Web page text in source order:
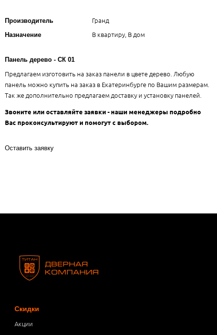
Производитель Гранд
Назначение В квартиру, В дом
Панель дерево - СК 01
Предлагаем изготовить на заказ панели в цвете дерево. Любую
панель можно купить на заказ в Екатеринбурге по Вашим размерам.
Так же дополнительно предлагаем доставку и установку панелей.
Звоните или оставляйте заявки - наши менеджеры подробно
Вас проконсультируют и помогут с выбором.
Оставить заявку
Скидки
Акции